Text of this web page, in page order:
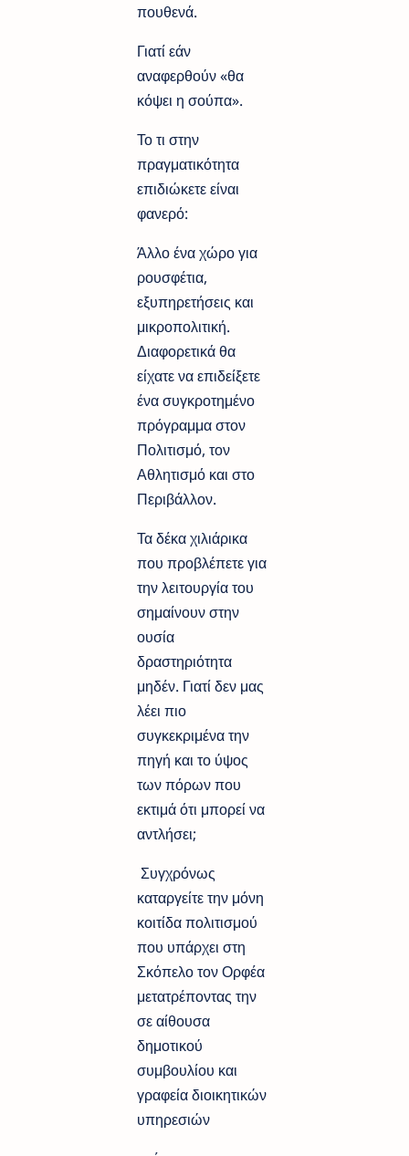
πουθενά.
Γιατί εάν
αναφερθούν «θα
κόψει η σούπα».
Το τι στην
πραγματικότητα
επιδιώκετε είναι
φανερό:
Άλλο ένα χώρο για
ρουσφέτια,
εξυπηρετήσεις και
μικροπολιτική.
Διαφορετικά θα
είχατε να επιδείξετε
ένα συγκροτημένο
πρόγραμμα στον
Πολιτισμό, τον
Αθλητισμό και στο
Περιβάλλον.
Τα δέκα χιλιάρικα
που προβλέπετε για
την λειτουργία του
σημαίνουν στην
ουσία
δραστηριότητα
μηδέν. Γιατί δεν μας
λέει πιο
συγκεκριμένα την
πηγή και το ύψος
των πόρων που
εκτιμά ότι μπορεί να
αντλήσει;
Συγχρόνως
καταργείτε την μόνη
κοιτίδα πολιτισμού
που υπάρχει στη
Σκόπελο τον Ορφέα
μετατρέποντας την
σε αίθουσα
δημοτικού
συμβουλίου και
γραφεία διοικητικών
υπηρεσιών